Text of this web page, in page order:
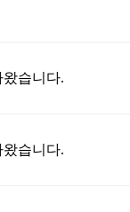
습니다.
습니다.